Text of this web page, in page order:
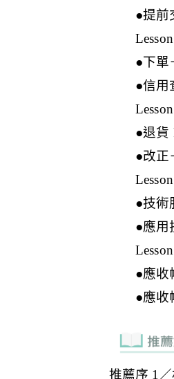
●提前
●下單
●信用
●退貨
●改正
●技術
●應用
●應收
●應收